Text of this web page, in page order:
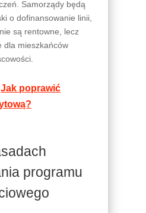
Samorządy będą
o dofinansowanie linii,
są rentowne, lecz
dla mieszkańców
Jak poprawić
programu